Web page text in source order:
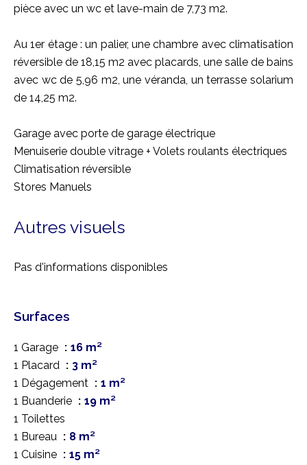
pièce avec un wc et lave-main de 7,73 m2.
Au 1er étage : un palier, une chambre avec climatisation
réversible de 18,15 m2 avec placards, une salle de bains
avec wc de 5,96 m2, une véranda, un terrasse solarium
de 14,25 m2.
Garage avec porte de garage électrique
Menuiserie double vitrage + Volets roulants électriques
Climatisation réversible
Stores Manuels
Autres visuels
Pas d'informations disponibles
Surfaces
1 Garage
16 m²
1 Placard
3 m²
1 Dégagement
1 m²
1 Buanderie
19 m²
1 Toilettes
1 Bureau
8 m²
1 Cuisine
15 m²